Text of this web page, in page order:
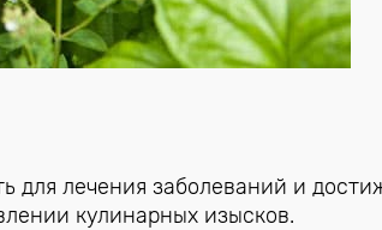
для лечения заболеваний и
кулинарных изысков.